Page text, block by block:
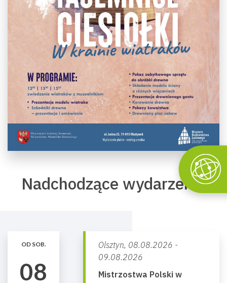
Nadchodzące wydarzenia
OD SOB.
08
Olsztyn, 08.08.2026 -
09.08.2026
Mistrzostwa Polski w